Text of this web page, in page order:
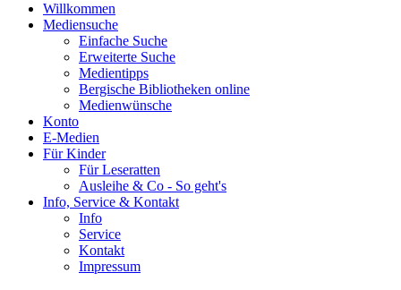
Willkommen
Mediensuche
Einfache Suche
Erweiterte Suche
Medientipps
Bergische Bibliotheken online
Medienwünsche
Konto
E-Medien
Für Kinder
Für Leseratten
Ausleihe & Co - So geht's
Info, Service & Kontakt
Info
Service
Kontakt
Impressum